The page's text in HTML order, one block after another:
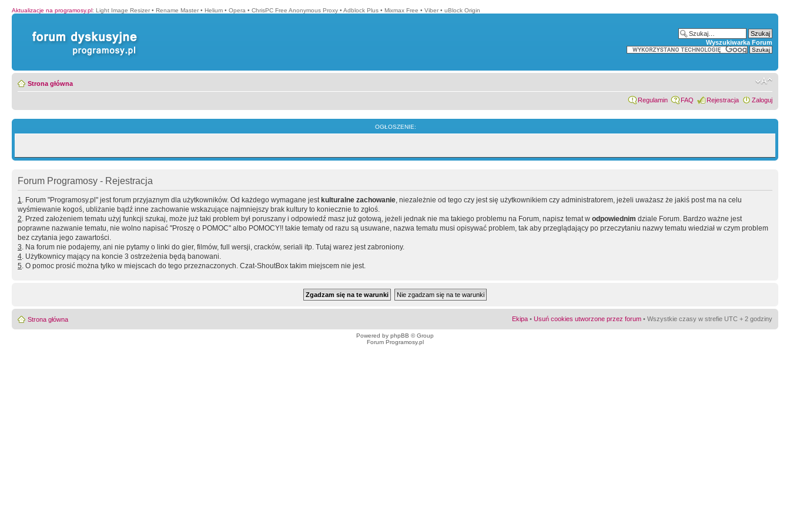
Aktualizacje na programosy.pl: Light Image Resizer • Rename Master • Helium • Opera • ChrisPC Free Anonymous Proxy • Adblock Plus • Mixmax Free • Viber • uBlock Origin
Wyszukiwarka Forum
Strona główna
Regulamin FAQ Rejestracja Zaloguj
OGŁOSZENIE:
Forum Programosy - Rejestracja
1. Forum "Programosy.pl" jest forum przyjaznym dla użytkowników. Od każdego wymagane jest kulturalne zachowanie, niezależnie od tego czy jest się użytkownikiem czy administratorem, jeżeli uważasz że jakiś post ma na celu
wyśmiewanie kogoś, ubliżanie bądź inne zachowanie wskazujące najmniejszy brak kultury to koniecznie to zgłoś.
2. Przed założeniem tematu użyj funkcji szukaj, może już taki problem był poruszany i odpowiedź masz już gotową, jeżeli jednak nie ma takiego problemu na Forum, napisz temat w odpowiednim dziale Forum. Bardzo ważne jest
poprawne nazwanie tematu, nie wolno napisać "Proszę o POMOC" albo POMOCY!! takie tematy od razu są usuwane, nazwa tematu musi opisywać problem, tak aby przeglądający po przeczytaniu nazwy tematu wiedział w czym problem
bez czytania jego zawartości.
3. Na forum nie podajemy, ani nie pytamy o linki do gier, filmów, full wersji, cracków, seriali itp. Tutaj warez jest zabroniony.
4. Użytkownicy mający na koncie 3 ostrzeżenia będą banowani.
5. O pomoc prosić można tylko w miejscach do tego przeznaczonych. Czat-ShoutBox takim miejscem nie jest.
Strona główna Ekipa • Usuń cookies utworzone przez forum • Wszystkie czasy w strefie UTC + 2 godziny
Powered by phpBB © Group
Forum Programosy.pl